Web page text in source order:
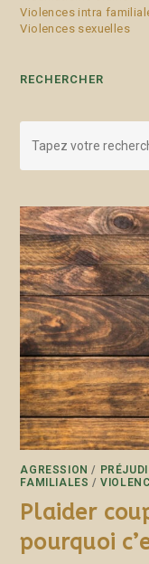
Violences intra
Violences sexuelles
RECHERCHER
AGRESSION /
FAMILIALES /
Plaider
pourquoi